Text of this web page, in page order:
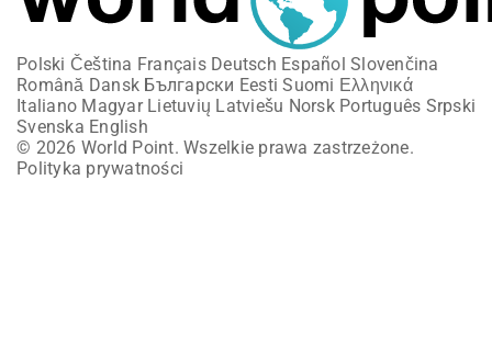
Polski Čeština Français Deutsch Español Slovenčina
Română Dansk Български Eesti Suomi Ελληνικά
Italiano Magyar Lietuvių Latviešu Norsk Português Srpski
Svenska English
© 2026 World Point. Wszelkie prawa zastrzeżone.
Polityka prywatności